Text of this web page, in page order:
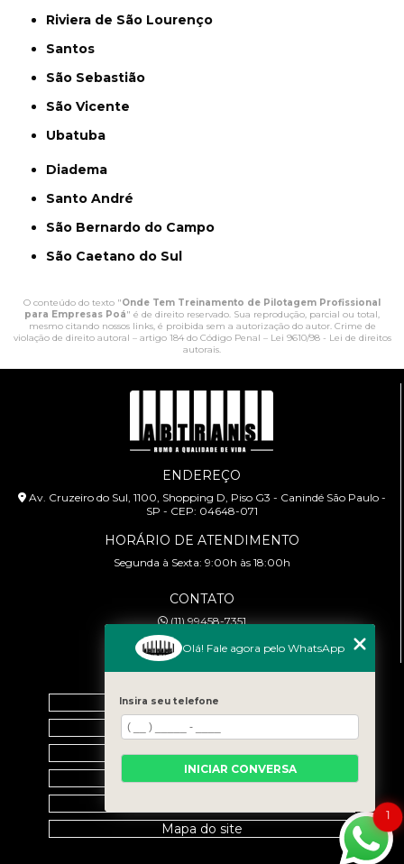
Riviera de São Lourenço
Santos
São Sebastião
São Vicente
Ubatuba
Diadema
Santo André
São Bernardo do Campo
São Caetano do Sul
O conteúdo do texto "Onde Tem Treinamento de Pilotagem Profissional
para Empresas Poá" é de direito reservado. Sua reprodução, parcial ou total,
mesmo citando nossos links, é proibida sem a autorização do autor. Crime de
violação de direito autoral – artigo 184 do Código Penal – Lei 9610/98 - Lei de direitos
autorais
ENDEREÇO
Av. Cruzeiro do Sul, 1100, Shopping D, Piso G3 - Canindé São Paulo -
SP - CEP: 04648-071
HORÁRIO DE ATENDIMENTO
Segunda à Sexta: 9:00h às 18:00h
CONTATO
(11) 99458-7351
cursoabtrans@gmail.com
Home
Empresa
Galeria
Contato
Mapa do site
1
Olá! Fale agora pelo WhatsApp
Insira seu telefone
INICIAR CONVERSA